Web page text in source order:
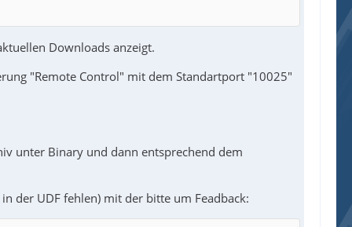
Downloads anzeigt.
"Remote Control" mit dem Standartport "10025"
unter Binary und dann entsprechend dem
der UDF fehlen) mit der bitte um Feadback: